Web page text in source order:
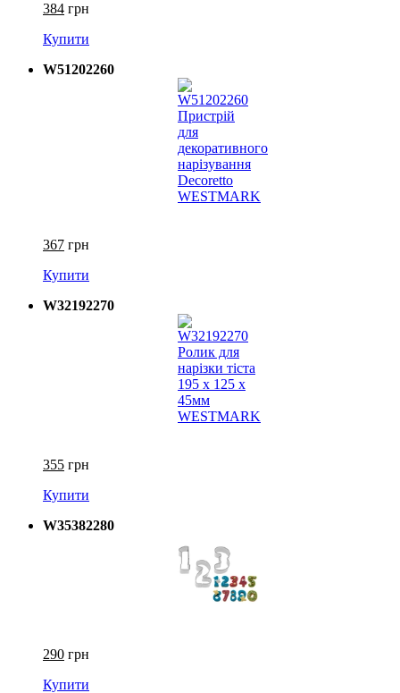
384 грн
Купити
W51202260
367 грн
Купити
W32192270
355 грн
Купити
W35382280
290 грн
Купити